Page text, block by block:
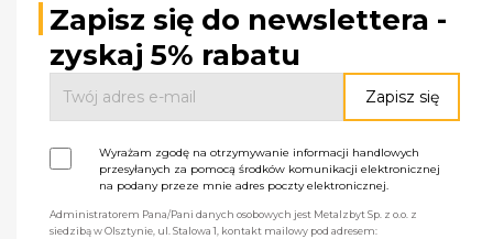
Zapisz się do newslettera -
zyskaj 5% rabatu
Wyrażam zgodę na otrzymywanie informacji handlowych
przesyłanych za pomocą środków komunikacji elektronicznej
na podany przeze mnie adres poczty elektronicznej.
Administratorem Pana/Pani danych osobowych jest Metalzbyt Sp. z o.o. z
siedzibą w Olsztynie, ul. Stalowa 1, kontakt mailowy pod adresem: